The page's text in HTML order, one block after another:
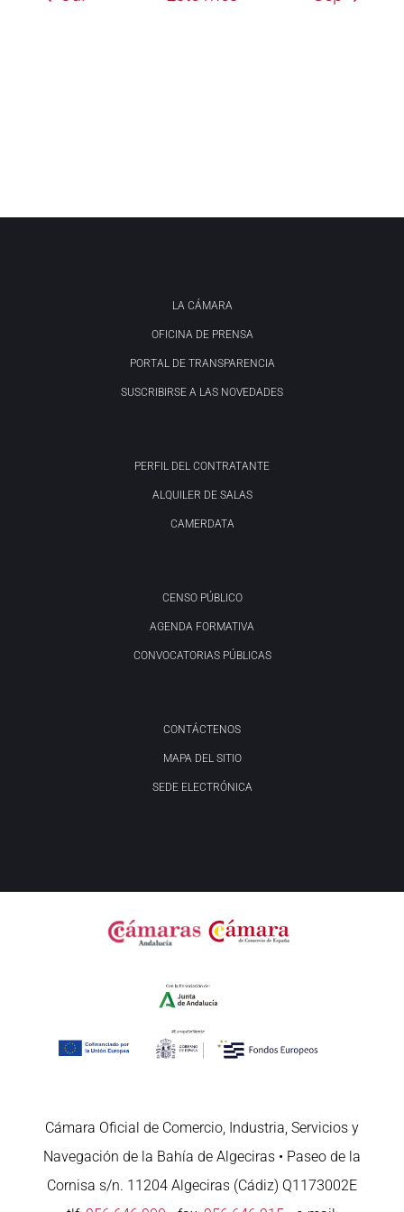
LA CÁMARA
OFICINA DE PRENSA
PORTAL DE TRANSPARENCIA
SUSCRIBIRSE A LAS NOVEDADES
PERFIL DEL CONTRATANTE
ALQUILER DE SALAS
CAMERDATA
CENSO PÚBLICO
AGENDA FORMATIVA
CONVOCATORIAS PÚBLICAS
CONTÁCTENOS
MAPA DEL SITIO
SEDE ELECTRÓNICA
Cámara Oficial de Comercio, Industria, Servicios y
Navegación de la Bahía de Algeciras • Paseo de la
Cornisa s/n. 11204 Algeciras (Cádiz) Q1173002E